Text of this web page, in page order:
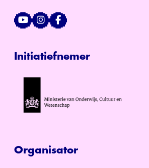
Initiatiefnemer
Organisator